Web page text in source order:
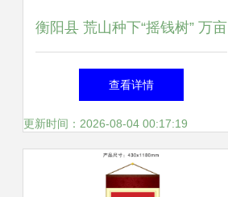
衡阳县 荒山种下“摇钱树” 万亩
金槐结“金米” 陶瓷
查看详情
更新时间：2026-08-04 00:17:19